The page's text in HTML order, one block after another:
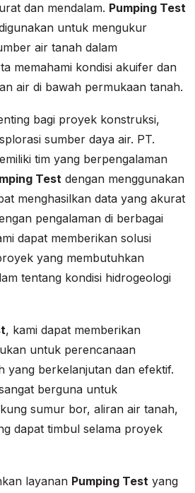
dan mendalam. Pumping Test
untuk mengukur
air tanah dalam
memahami kondisi akuifer dan
air di bawah permukaan tanah.
bagi proyek konstruksi,
sumber daya air. PT.
tim yang berpengalaman
Test dengan menggunakan
menghasilkan data yang akurat
pengalaman di berbagai
dapat memberikan solusi
yang membutuhkan
tentang kondisi hidrogeologi
, kami dapat memberikan
untuk perencanaan
yang berkelanjutan dan efektif.
berguna untuk
sumur bor, aliran air tanah,
dapat timbul selama proyek
layanan Pumping Test yang